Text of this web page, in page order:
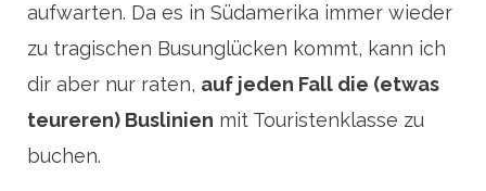
aufwarten. Da es in Südamerika immer wieder
zu tragischen Busunglücken kommt, kann ich
dir aber nur raten, auf jeden Fall die (etwas
teureren) Buslinien mit Touristenklasse zu
buchen.